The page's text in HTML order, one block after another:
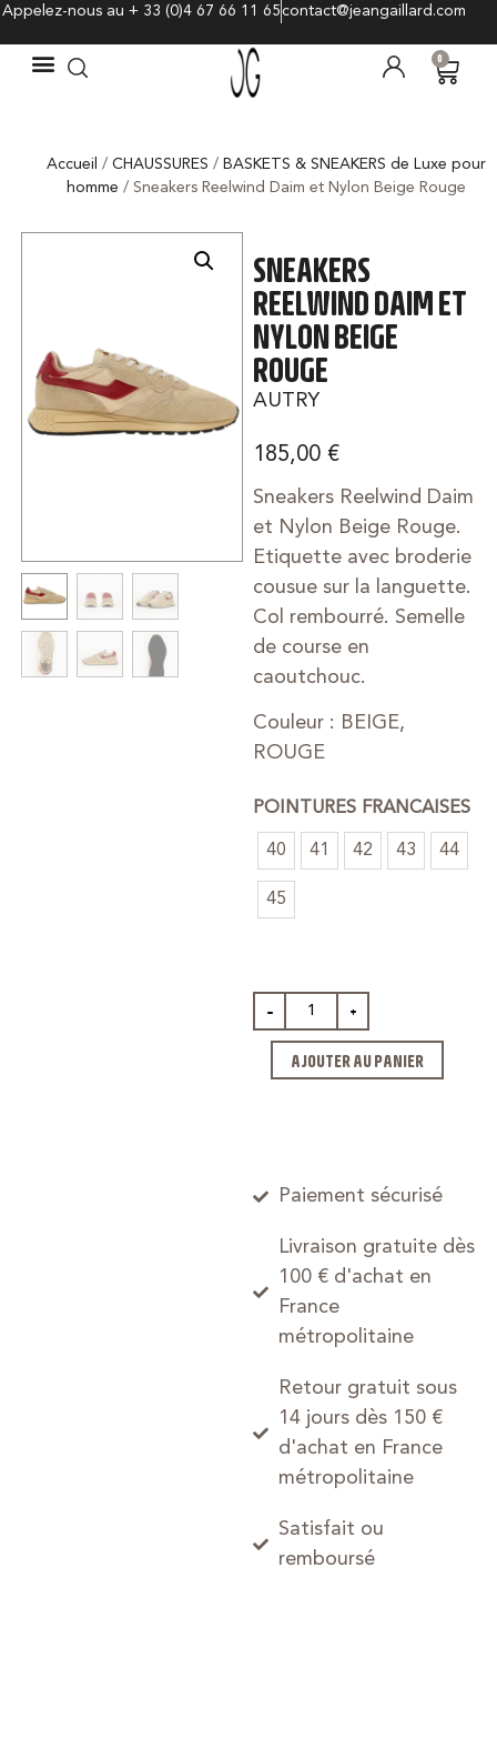
Appelez-nous au + 33 (0)4 67 66 11 65contact@jeangaillard.com
0
Accueil / CHAUSSURES / BASKETS & SNEAKERS de Luxe pour
homme / Sneakers Reelwind Daim et Nylon Beige Rouge
SNEAKERS
REELWIND DAIM ET
NYLON BEIGE
ROUGE
AUTRY
185,00€
Sneakers Reelwind Daim
et Nylon Beige Rouge.
Etiquette avec broderie
cousue sur la languette.
Col rembourré. Semelle
de course en
caoutchouc.
Couleur : BEIGE,
ROUGE
POINTURES FRANCAISES
40 41 42 43 44
45
- +
AJOUTER AU PANIER
Paiement sécurisé
Livraison gratuite dès
100 € d'achat en
France
métropolitaine
Retour gratuit sous
14 jours dès 150 €
d'achat en France
métropolitaine
Satisfait ou
remboursé